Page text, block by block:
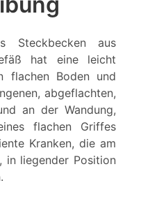
Steckbecken aus
hat eine leicht
flachen Boden und
abgeflachten,
an der Wandung,
flachen Griffes
Kranken, die am
in liegender Position